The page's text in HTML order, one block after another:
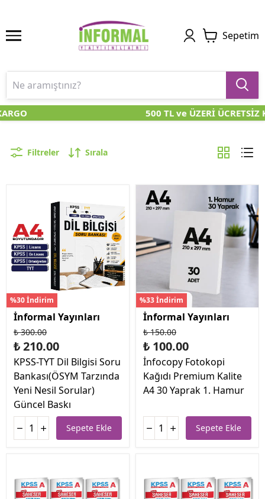
Sepetim
500 TL ve ÜZERİ ÜCRETSİZ
Filtreler Sırala
%30 İndirim
İnformal Yayınları
₺ 300.00
₺ 210.00
KPSS-TYT Dil Bilgisi Soru
Bankası(ÖSYM Tarzında
Yeni Nesil Sorular)
Güncel Baskı
Sepete Ekle
%33 İndirim
İnformal Yayınları
₺ 150.00
₺ 100.00
İnfocopy Fotokopi
Kağıdı Premium Kalite
A4 30 Yaprak 1. Hamur
Sepete Ekle